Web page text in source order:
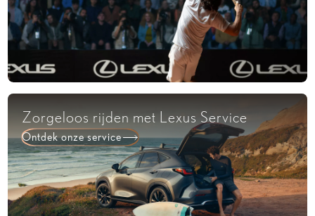
Zorgeloos rijden met Lexus Service
Ontdek onze service